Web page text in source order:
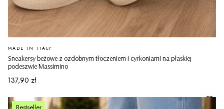
Sneakersy beżowe z ozdobnym tłoczeniem i cyrkoniami na płaskiej
podeszwie Massimino
PRODUCENT
MADE IN ITALY
Cena
137,90 zł